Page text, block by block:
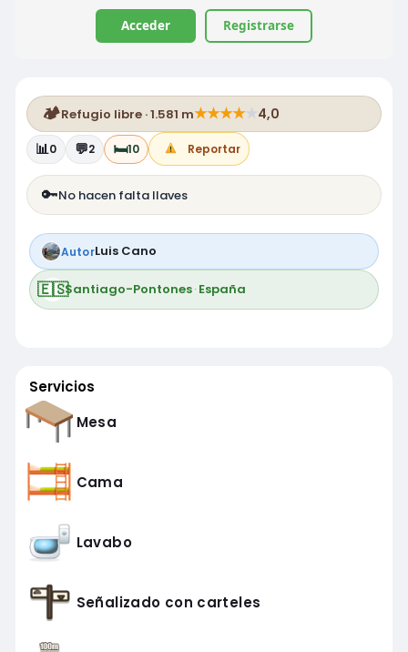
Acceder Registrarse
🏕️Refugio libre · 1.581 m★★★★★4,0
📊0 💬2 🛏️10 Reportar
🔑No hacen falta llaves
AutorLuis Cano
🇪🇸Santiago-Pontones·España
Servicios
Mesa
Cama
Lavabo
Señalizado con carteles